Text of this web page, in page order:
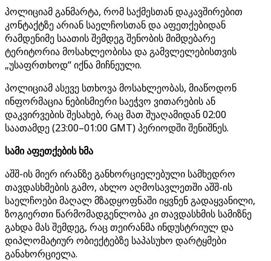
პოლიციამ განმარტა, რომ საქმესთან დაკავშირებით
კონტაქტზე არიან საელჩოსთან და აფეთქებიდან
რამდენიმე საათის შემდეგ შენობის მიმდებარე
ტერიტორია მოსახლეობისა და გამვლელებისთვის
„უსაფრთხოდ“ იქნა მიჩნეული.
პოლიციამ ასევე სთხოვა მოსახლეობას, მიაწოდონ
ინფორმაცია ნებისმიერი საეჭვო ვითარების ან
დაკვირვების შესახებ, რაც მათ შუაღამიდან 02:00
საათამდე (23:00–01:00 GMT) პერიოდში შენიშნეს.
სამი აფეთქების ხმა
აშშ-ის მიერ ირანზე განხორციელებული სამხედრო
თავდასხმების გამო, ახლო აღმოსავლეთში აშშ-ის
საელჩოები მაღალ მზადყოფნაში იყვნენ გადაყვანილი,
ზოგიერთი წარმომადგენლობა კი თავდასხმის სამიზნე
გახდა მას შემდეგ, რაც თეირანმა ინდუსტრიულ და
დიპლომატიურ ობიექტებზე საპასუხო დარტყმები
განახორციელა.